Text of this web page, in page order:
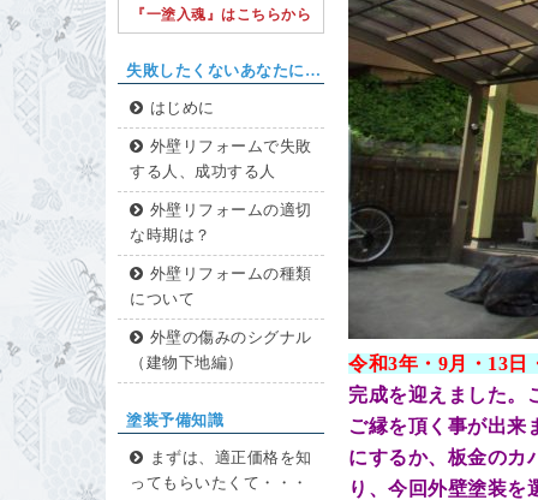
『一塗入魂』はこちらから
失敗したくないあなたに…
はじめに
外壁リフォームで失敗
する人、成功する人
外壁リフォームの適切
な時期は？
外壁リフォームの種類
について
外壁の傷みのシグナル
（建物下地編）
塗装予備知識
まずは、適正価格を知
ってもらいたくて・・・
令和3年・9月・13 日
完成を迎えました。
ご縁を頂く事が出来
にするか、板金のカ
り、今回外壁塗装を